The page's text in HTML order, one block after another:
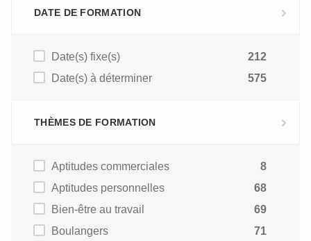
DATE DE FORMATION
Date(s) fixe(s)
212
Date(s) à déterminer
575
THÈMES DE FORMATION
Aptitudes commerciales
8
Aptitudes personnelles
68
Bien-être au travail
69
Boulangers
71